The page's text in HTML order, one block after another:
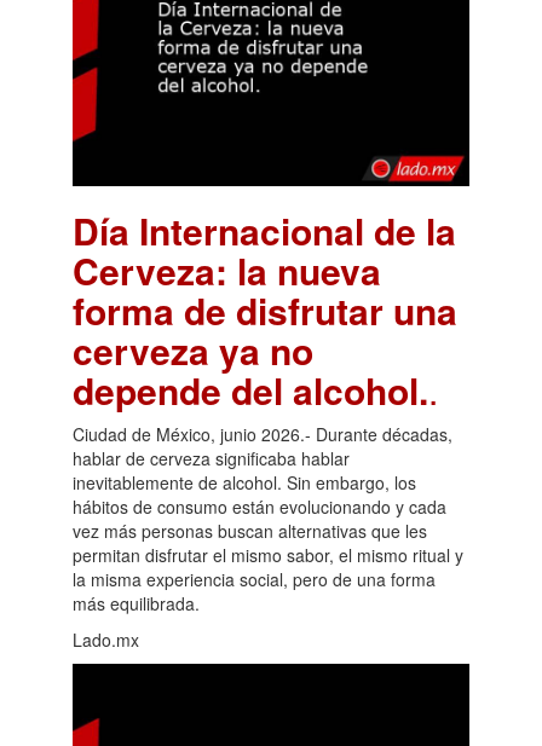
Día Internacional de la
Cerveza: la nueva
forma de disfrutar una
cerveza ya no
depende del alcohol..
Ciudad de México, junio 2026.- Durante décadas,
hablar de cerveza significaba hablar
inevitablemente de alcohol. Sin embargo, los
hábitos de consumo están evolucionando y cada
vez más personas buscan alternativas que les
permitan disfrutar el mismo sabor, el mismo ritual y
la misma experiencia social, pero de una forma
más equilibrada.
Lado.mx